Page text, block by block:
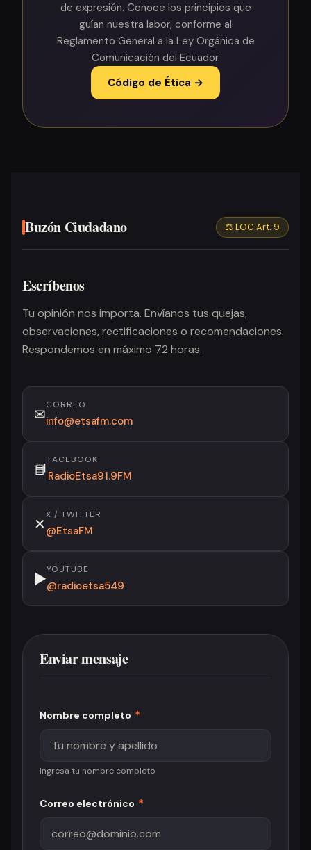
de expresión. Conoce los principios que
guían nuestra labor, conforme al
Reglamento General a la Ley Orgánica de
Comunicación del Ecuador.
Código de Ética →
Buzón Ciudadano ⚖️ LOC Art. 9
Escríbenos
Tu opinión nos importa. Envíanos tus quejas,
observaciones, rectificaciones o recomendaciones.
Respondemos en máximo 72 horas.
✉
CORREO
info@etsafm.com
📘
FACEBOOK
RadioEtsa91.9FM
✕
X / TWITTER
@EtsaFM
▶
YOUTUBE
@radioetsa549
Enviar mensaje
Nombre completo *
Ingresa tu nombre completo
Correo electrónico *